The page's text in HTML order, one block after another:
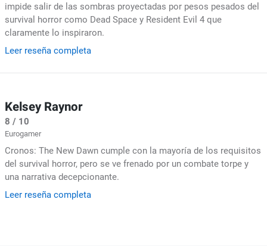
impide salir de las sombras proyectadas por pesos pesados del
survival horror como Dead Space y Resident Evil 4 que
claramente lo inspiraron.
Leer reseña completa
Kelsey Raynor
8 / 10
Eurogamer
Cronos: The New Dawn cumple con la mayoría de los requisitos
del survival horror, pero se ve frenado por un combate torpe y
una narrativa decepcionante.
Leer reseña completa